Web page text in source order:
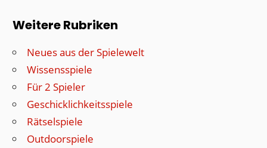
Weitere Rubriken
Neues aus der Spielewelt
Wissensspiele
Für 2 Spieler
Geschicklichkeitsspiele
Rätselspiele
Outdoorspiele